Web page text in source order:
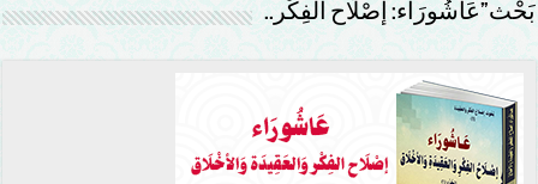
بَحْث”عَاشُورَاء: إصْلَاح الفِكْر..